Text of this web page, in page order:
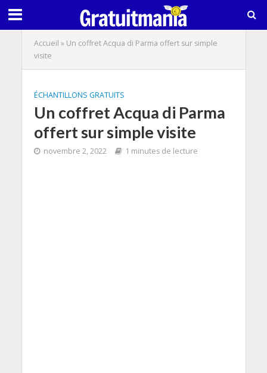
Accueil » Un coffret Acqua di Parma offert sur simple
visite
ÉCHANTILLONS GRATUITS
Un coffret Acqua di Parma
offert sur simple visite
novembre 2, 2022 1 minutes de lecture